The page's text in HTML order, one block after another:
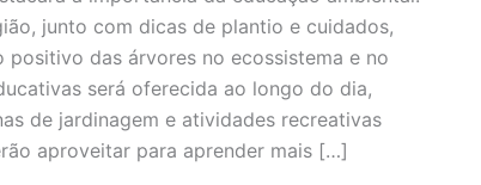
junto com dicas de plantio e cuidados,
das árvores no ecossistema e no
será oferecida ao longo do dia,
de jardinagem e atividades recreativas
aproveitar para aprender mais […]